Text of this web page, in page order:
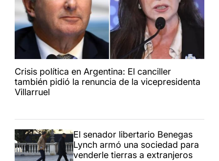
Crisis política en Argentina: El canciller
también pidió la renuncia de la vicepresidenta
Villarruel
El senador libertario Benegas
Lynch armó una sociedad para
venderle tierras a extranjeros